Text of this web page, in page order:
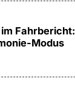
Fahrbericht:
Modus